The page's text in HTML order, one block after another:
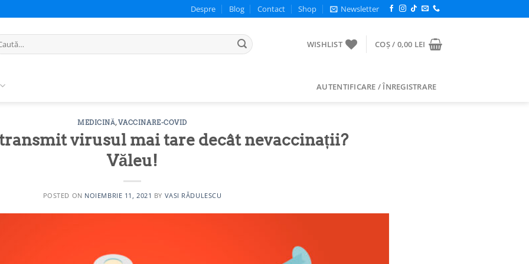
Despre Blog Contact Shop Newsletter
WISHLIST COȘ / 0,00 LEI
AUTENTIFICARE / ÎNREGISTRARE
MEDICINĂ,VACCINARE-COVID
virusul mai tare decât nevaccinații?
Văleu!
POSTED ON NOIEMBRIE 11, 2021 BY VASI RĂDULESCU